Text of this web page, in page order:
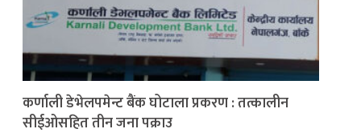
कर्णाली डेभेलपमेन्ट बैंक घोटाला प्रकरण : तत्कालीन
सीईओसहित तीन जना पक्राउ